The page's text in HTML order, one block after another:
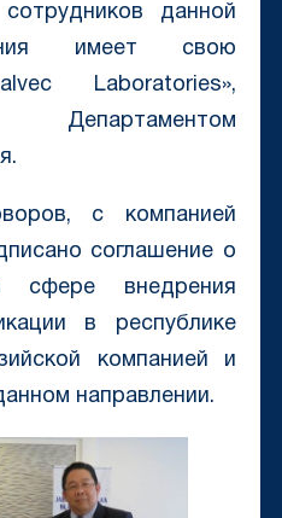
данной
имеет свою
Laboratories»,
Департаментом
с компанией
соглашение о
сфере внедрения
в республике
компанией и
направлении.